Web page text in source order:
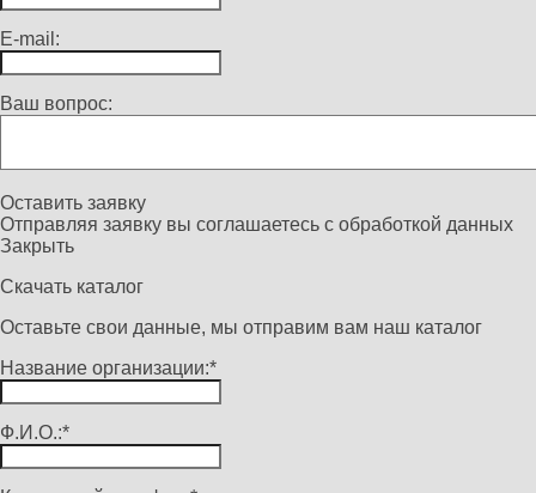
E-mail:
Ваш вопрос:
Оставить заявку
Отправляя заявку вы соглашаетесь с обработкой данных
Закрыть
Скачать каталог
Оставьте свои данные, мы отправим вам наш каталог
Название организации:*
Ф.И.О.:*